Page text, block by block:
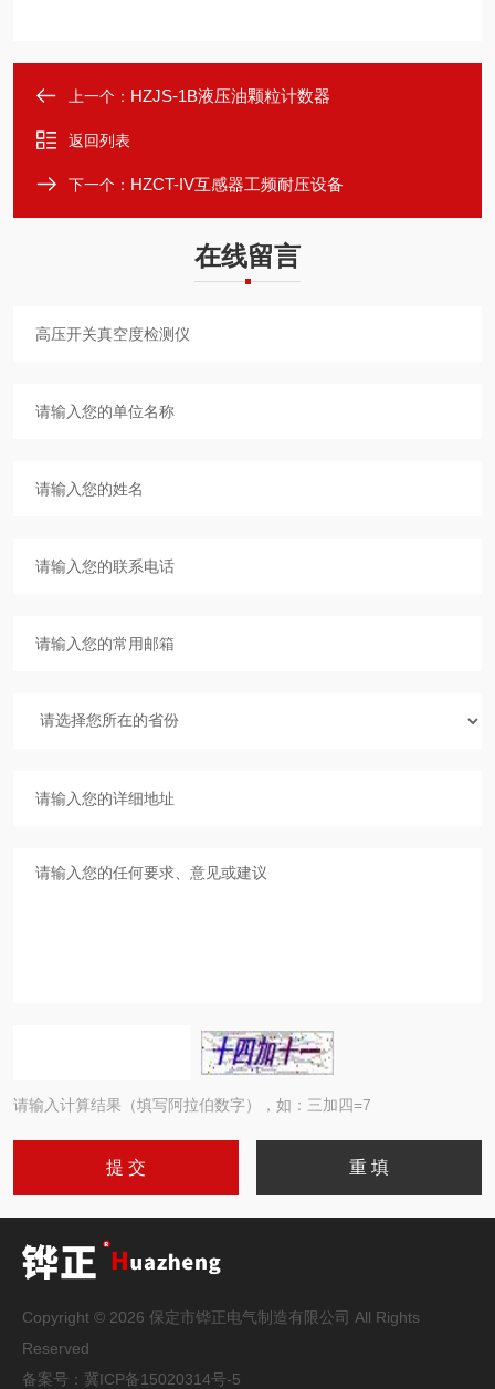
上一个： HZJS-1B液压油颗粒计数器
返回列表
下一个： HZCT-IV互感器工频耐压设备
在线留言
请输入计算结果（填写阿拉伯数字），如：三加四=7
Copyright © 2026 保定市铧正电气制造有限公司 All Rights
Reserved
备案号： 冀ICP备15020314号-5